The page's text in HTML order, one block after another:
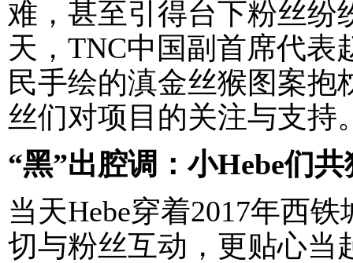
难，甚至引得台下粉丝纷
天，TNC中国副首席代
民手绘的滇金丝猴图案抱
丝们对项目的关注与支持
“黑”出腔调：小Hebe们共
当天Hebe穿着2017年西
切与粉丝互动，更贴心当